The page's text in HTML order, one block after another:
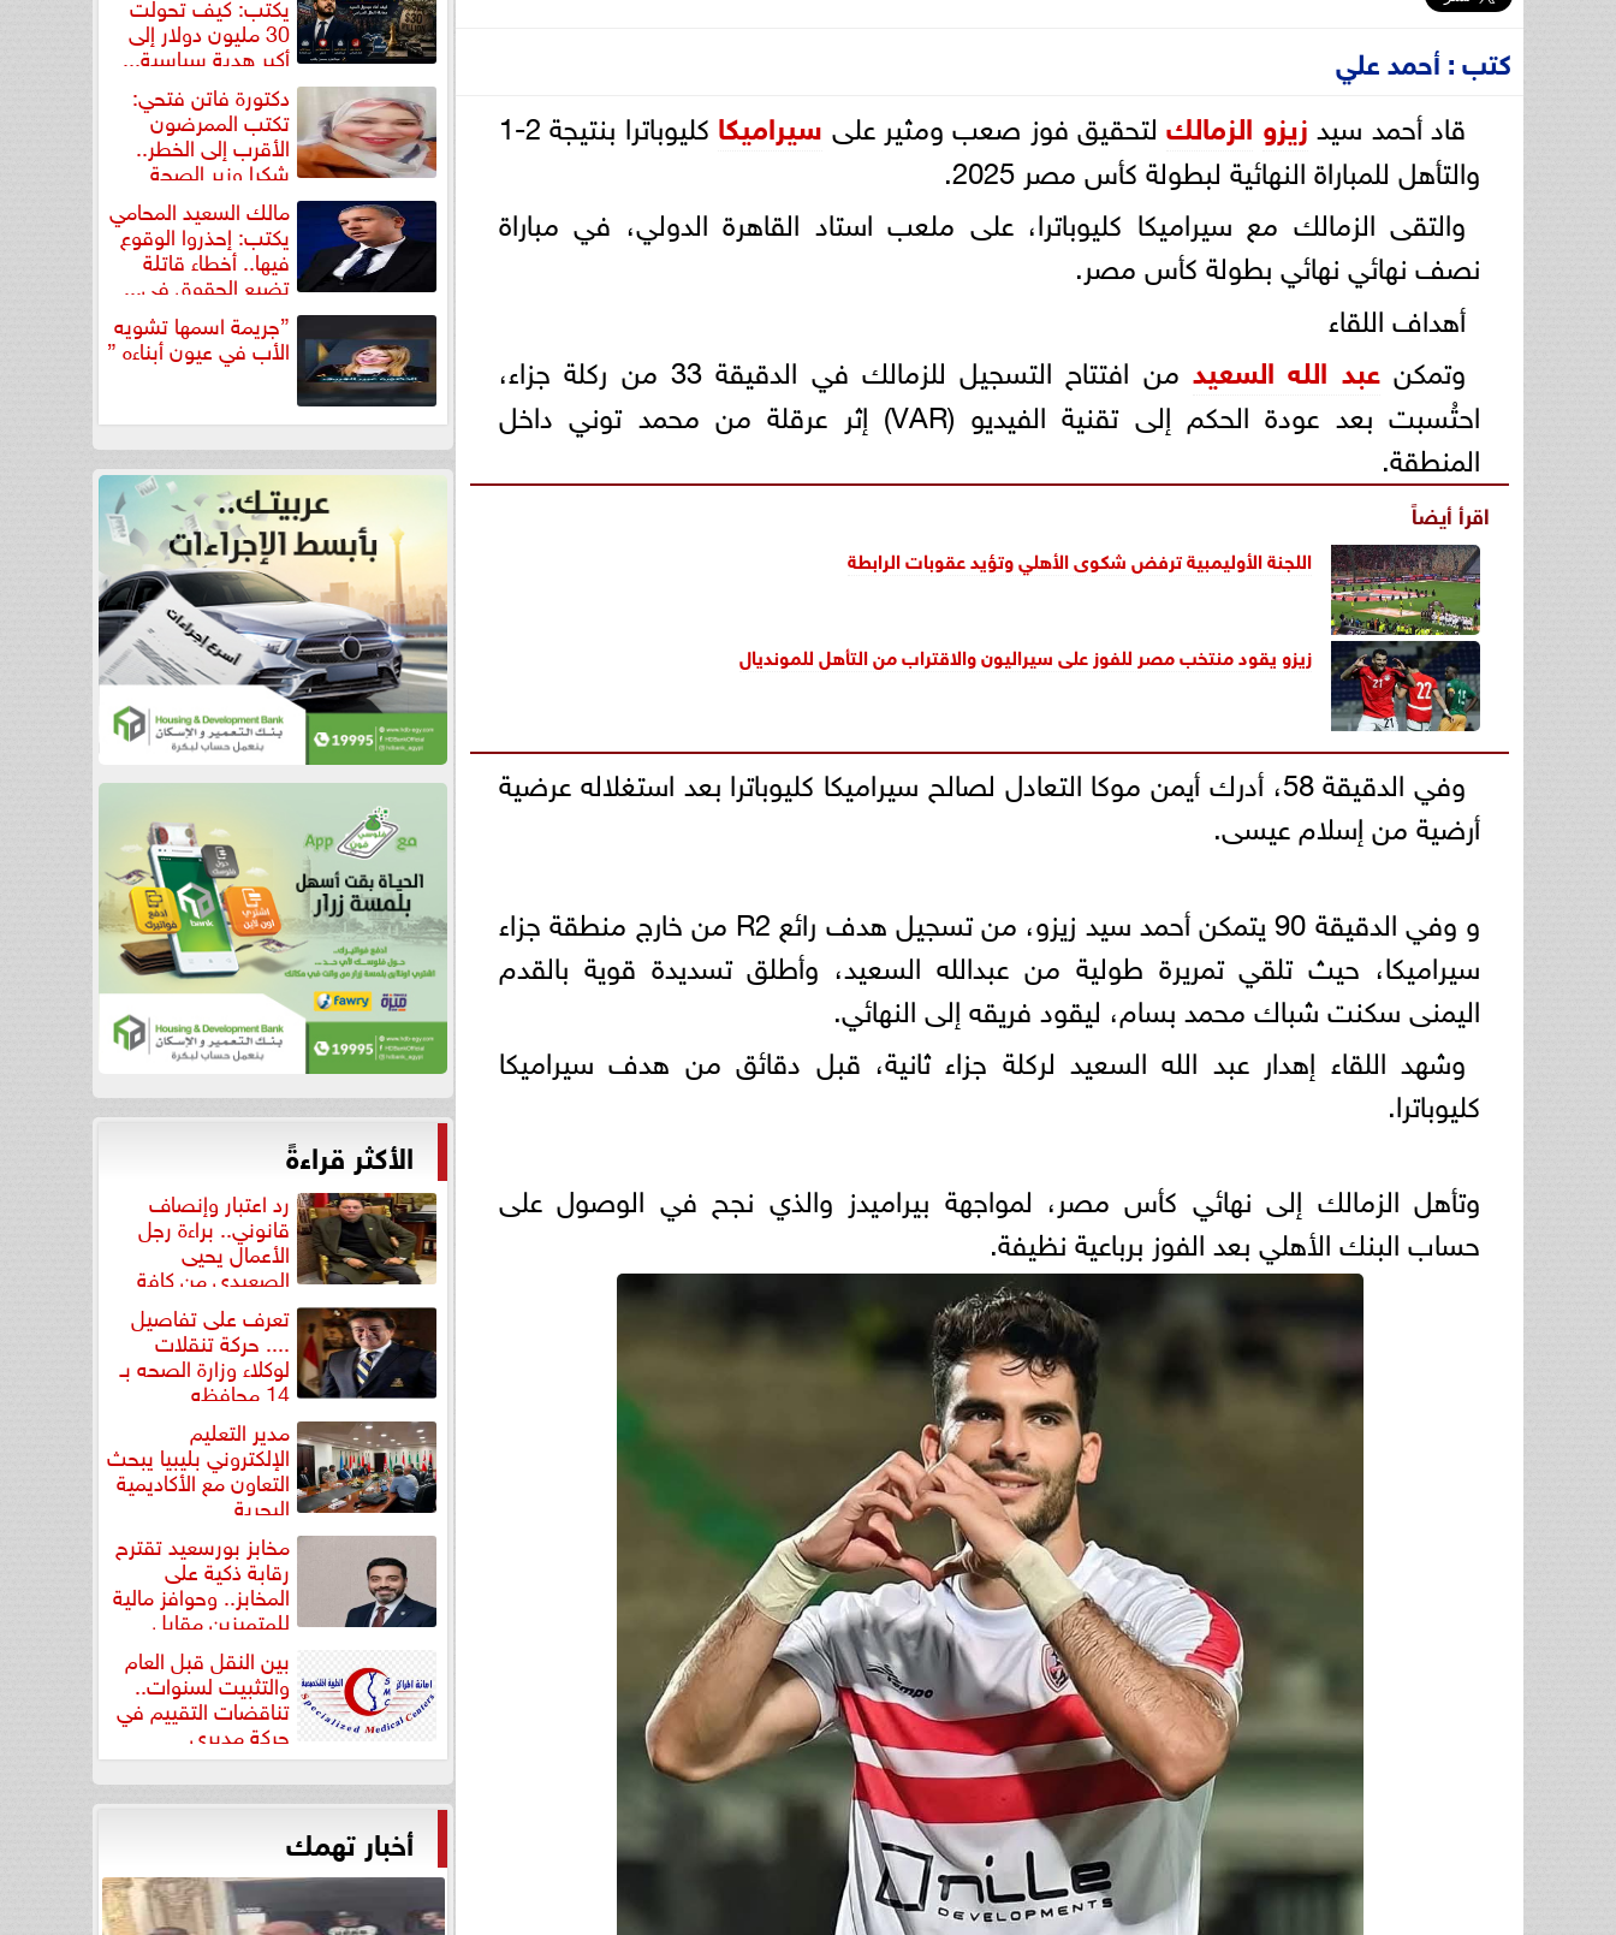
كتب : أحمد علي
قاد أحمد سيدزيزو الزمالكلتحقيق فوز صعب ومثير على سيراميكا
كليوباترا بنتيجة 2-1
والتأهل للمباراة النهائية لبطولة كأس مصر 2025.
والتقى الزمالك مع سيراميكا كليوباترا، على ملعب استاد القاهرة الدولي، في مباراة
نصف نهائي نهائي بطولة كأس مصر.
أهداف اللقاء
وتمكنعبد الله السعيد
من افتتاح التسجيل للزمالك في الدقيقة 33 من ركلة جزاء،
احتُسبت بعد عودة الحكم إلى تقنية الفيديو (VAR) إثر عرقلة من محمد توني داخل
المنطقة.
اقرأ أيضاً
اللجنة الأوليمبية ترفض شكوى الأهلي وتؤيد عقوبات الرابطة
زيزو يقود منتخب مصر للفوز على سيراليون والاقتراب من التأهل للمونديال
وفي الدقيقة 58، أدرك أيمن موكا التعادل لصالح سيراميكا كليوباترا بعد استغلاله عرضية
أرضية من إسلام عيسى.
و وفي الدقيقة 90 يتمكن أحمد سيد زيزو، من تسجيل هدف رائع R2 من خارج منطقة جزاء
سيراميكا، حيث تلقي تمريرة طولية من عبدالله السعيد، وأطلق تسديدة قوية بالقدم
اليمنى سكنت شباك محمد بسام، ليقود فريقه إلى النهائي.
وشهد اللقاء إهدار عبد الله السعيد لركلة جزاء ثانية، قبل دقائق من هدف سيراميكا
كليوباترا.
وتأهل الزمالك إلى نهائي كأس مصر، لمواجهة بيراميدز والذي نجح في الوصول على
حساب البنك الأهلي بعد الفوز برباعية نظيفة.
30 مليون دولار إلى
أكبر هدية سياسية...
دكتورة فاتن فتحي:
تكتب الممرضون
الأقرب إلى الخطر..
شكرا وزير الصحة
لتكريم... مالك السعيد المحامي
يكتب: إحذروا الوقوع
فيها.. أخطاء قاتلة
تضيع الحقوق في...
”جريمة اسمها تشويه
الأب في عيون أبناءه ”
الأكثر قراءةً
رد اعتبار وإنصاف
قانوني.. براءة رجل
الأعمال يحيى
الصعيدي من كافة
التهم... تعرف على تفاصيل
.... حركة تنقلات
لوكلاء وزارة الصحه بـ
14 محافظه
مدير التعليم
الإلكتروني بليبيا يبحث
التعاون مع الأكاديمية
البحرية
مخابز بورسعيد تقترح
رقابة ذكية على
المخابز.. وحوافز مالية
للمتميزين مقابل
بين النقل قبل العام
والتثبيت لسنوات..
تناقضات التقييم في
حركة مديري
”مستشفيات...
أخبار تهمك